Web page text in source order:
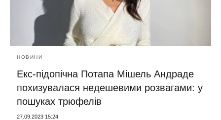
НОВИНИ
Екс-підопічна Потапа Мішель Андраде
похизувалася недешевими розвагами: у
пошуках трюфелів
27.09.2023 15:24